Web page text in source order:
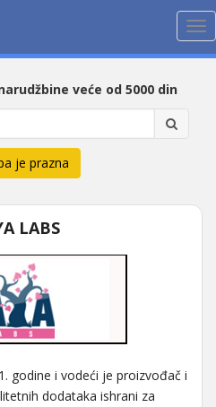
veće od 5000 din
je prazna
LABS
godine i vodeći je proizvođač i
dodataka ishrani za